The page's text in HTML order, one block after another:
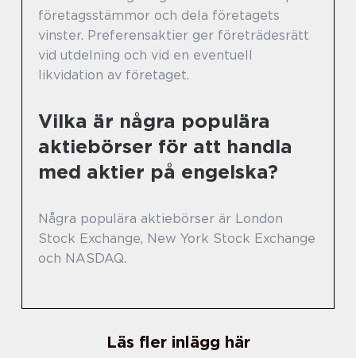
företagsstämmor och dela företagets
vinster. Preferensaktier ger företrädesrätt
vid utdelning och vid en eventuell
likvidation av företaget.
Vilka är några populära
aktiebörser för att handla
med aktier på engelska?
Några populära aktiebörser är London
Stock Exchange, New York Stock Exchange
och NASDAQ.
Läs fler inlägg här